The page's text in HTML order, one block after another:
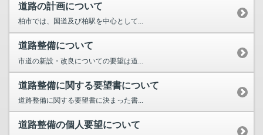
道路の計画について
柏市では、国道及び柏駅を中心として...
道路整備について
市道の新設・改良についての要望は道...
道路整備に関する要望書について
道路整備に関する要望書に決まった書...
道路整備の個人要望について